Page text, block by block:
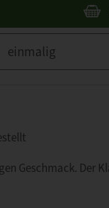
Geschmack. Der